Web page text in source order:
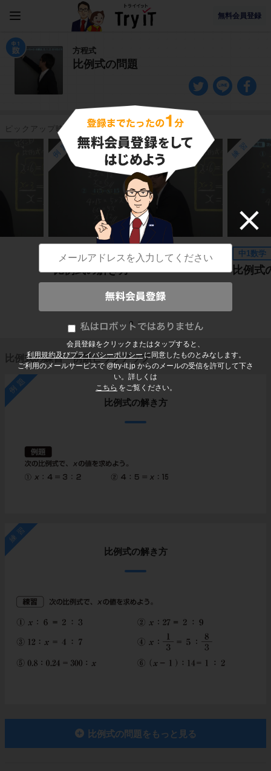
無料会員登録
会員登録をクリックまたはタップすると、
利用規約及びプライバシーポリシーに同意したものとみなします。
ご利用のメールサービスで @try-it.jp からのメールの受信を許可して下さ
い。詳しくは
こちら をご覧ください。
方程式
比例式の問題
ピックアップ映像授業
例題
比例式の解き方
中1数学
練習
比例式
中1数学
比例式の練習・例題ピックアップ
例題
比例式の解き方
練習
比例式の解き方
比例式の問題をもっと見る